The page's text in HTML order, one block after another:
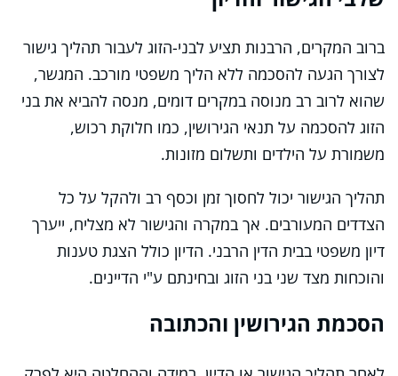
ברוב המקרים, הרבנות תציע לבני-הזוג לעבור תהליך גישור
לצורך הגעה להסכמה ללא הליך משפטי מורכב. המגשר,
שהוא לרוב רב מנוסה במקרים דומים, מנסה להביא את בני
הזוג להסכמה על תנאי הגירושין, כמו חלוקת רכוש,
משמורת על הילדים ותשלום מזונות.
תהליך הגישור יכול לחסוך זמן וכסף רב ולהקל על כל
הצדדים המעורבים. אך במקרה והגישור לא מצליח, ייערך
דיון משפטי בבית הדין הרבני. הדיון כולל הצגת טענות
והוכחות מצד שני בני הזוג ובחינתם ע"י הדיינים.
הסכמת הגירושין והכתובה